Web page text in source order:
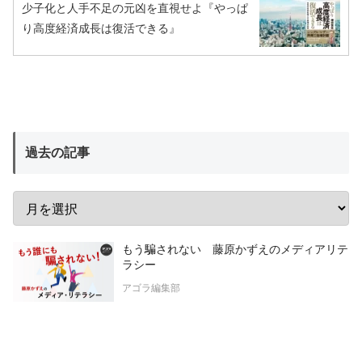
少子化と人手不足の元凶を直視せよ『やっぱ
り高度経済成長は復活できる』
過去の記事
もう騙されない 藤原かずえのメディアリテ
ラシー
アゴラ編集部